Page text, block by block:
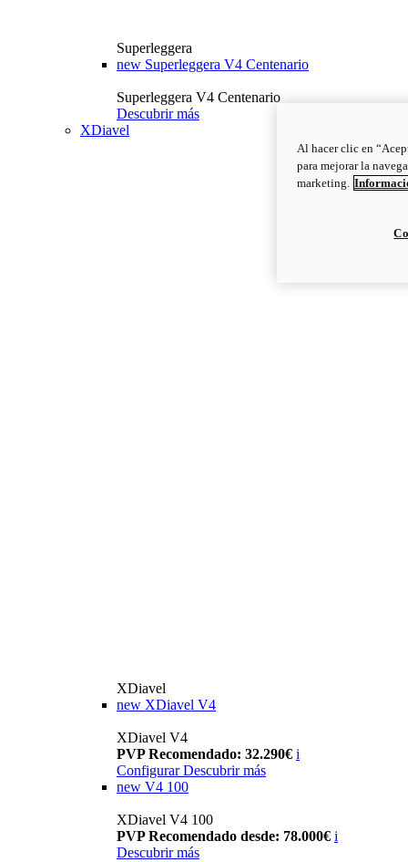
Superleggera
new Superleggera V4 Centenario
Superleggera V4 Centenario
Descubrir más
XDiavel
XDiavel
new XDiavel V4
XDiavel V4
PVP Recomendado: 32.290€ i
Configurar Descubrir más
new V4 100
XDiavel V4 100
PVP Recomendado desde: 78.000€ i
Descubrir más
Al hacer clic en
para mejorar la
marketing.